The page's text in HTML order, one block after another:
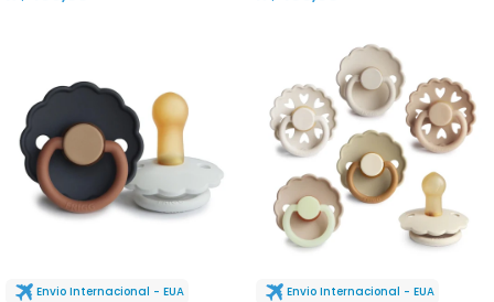
Envio Internacional - EUA Envio Internacional - EUA